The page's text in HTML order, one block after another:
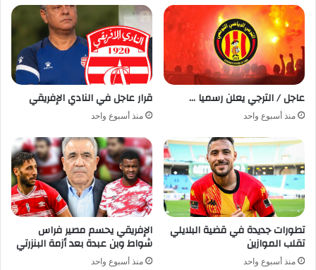
عاجل / الترجي يعلن رسميا …
منذ أسبوع واحد
قرار عاجل في النادي الإفريقي
منذ أسبوع واحد
تطورات جديدة في قضية البلايلي
تقلب الموازين
منذ أسبوع واحد
الإفريقي يحسم مصير فراس
شواط وبن عبدة بعد أزمة البنزرتي
منذ أسبوع واحد